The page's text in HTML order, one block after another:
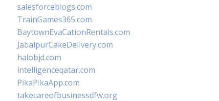
salesforceblogs.com
TrainGames365.com
BaytownEvaCationRentals.com
JabalpurCakeDelivery.com
halobjd.com
intelligenceqatar.com
PikaPikaApp.com
takecareofbusinessdfw.org